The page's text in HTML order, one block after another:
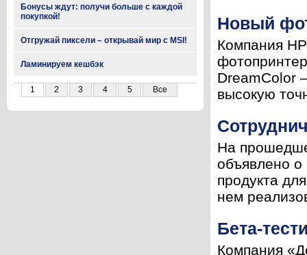
Бонусы ждут: получи больше с каждой
покупкой!
Отгружай пиксели – открывай мир с MSI!
Ламинируем кешбэк
1 2 3 4 5 Все
Новый
Компания
DreamColor
высокую
На
объявлено
продукта
нем
Бета-
Компания